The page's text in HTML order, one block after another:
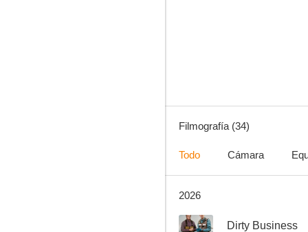
El detective Endeavour
7.5
Filmografía (34)
Todo Cámara
2026
-- Dirty Business